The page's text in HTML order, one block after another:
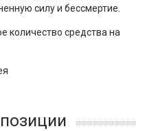
силу и бессмертие.
количество средства на